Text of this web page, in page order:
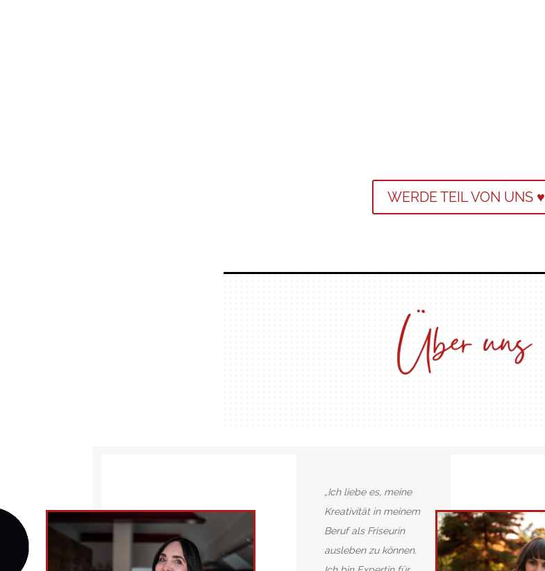
WERDE TEIL VON UNS ♥
„Ich liebe es, meine
Kreativität in meinem
Beruf als Friseurin
ausleben zu können.